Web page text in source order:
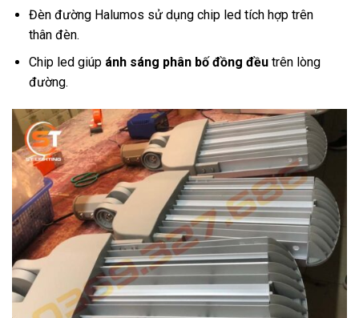
Đèn đường Halumos sử dụng chip led tích hợp trên
thân đèn.
Chip led giúp ánh sáng phân bố đồng đều trên lòng
đường.